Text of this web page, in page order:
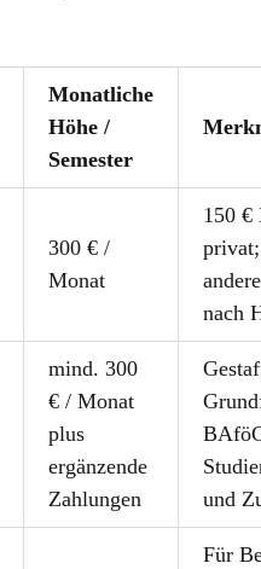
Monatliche
Höhe /
Semester
300 € /
Monat
150 €
nach
mind. 300
€ / Monat
plus
ergänzende
Zahlungen
und
Für